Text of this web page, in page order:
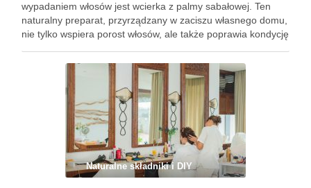
wypadaniem włosów jest wcierka z palmy sabałowej. Ten
naturalny preparat, przyrządzany w zaciszu własnego domu,
nie tylko wspiera porost włosów, ale także poprawia kondycję
fitosterole i flawonoidy, …
Naturalne składniki i DIY